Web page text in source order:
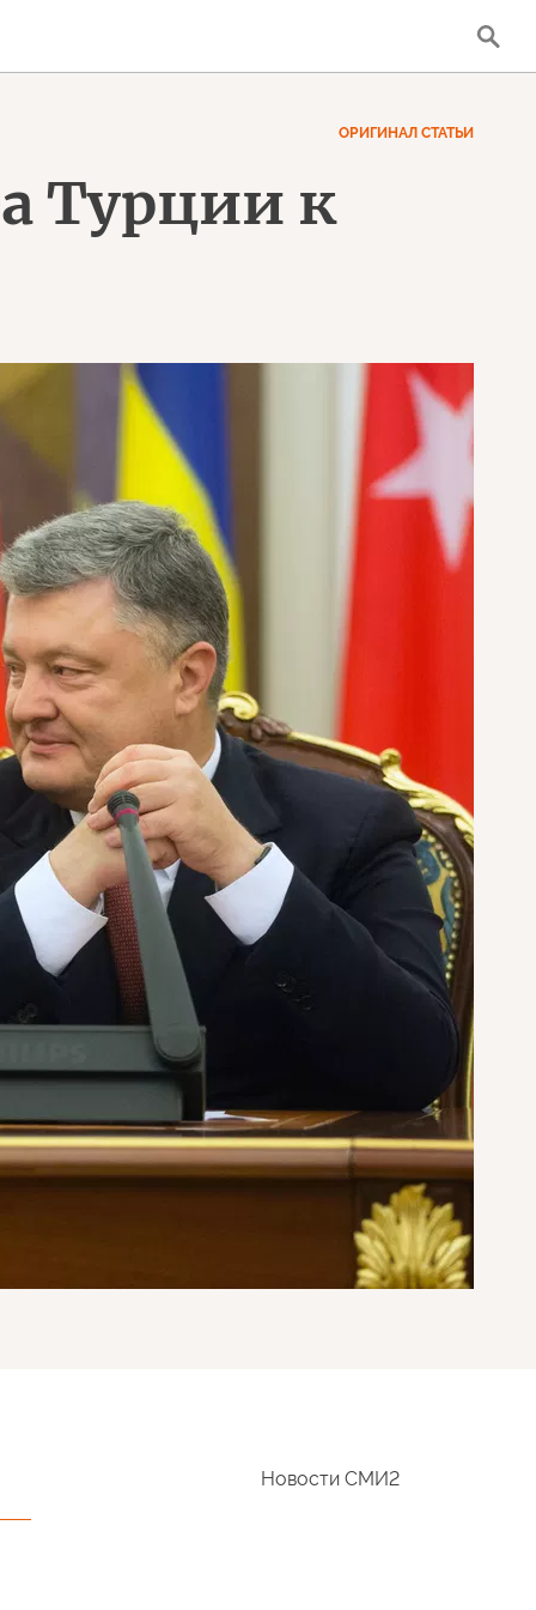
ОРИГИНАЛ СТАТЬИ
Турции к
Новости СМИ2